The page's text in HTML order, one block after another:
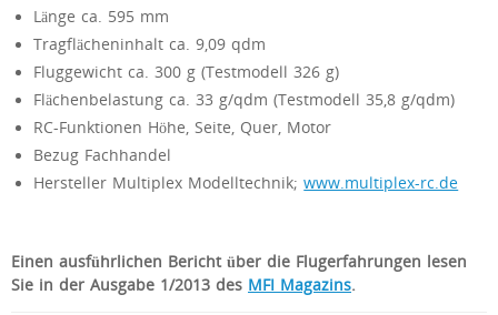
Länge ca. 595 mm
Tragflächeninhalt ca. 9,09 qdm
Fluggewicht ca. 300 g (Testmodell 326 g)
Flächenbelastung ca. 33 g/qdm (Testmodell 35,8 g/qdm)
RC-Funktionen Höhe, Seite, Quer, Motor
Bezug Fachhandel
Hersteller Multiplex Modelltechnik;www.multiplex-rc.de
Einen ausführlichen Bericht über die Flugerfahrungen lesen
Sie in der Ausgabe 1/2013 des MFI Magazins.